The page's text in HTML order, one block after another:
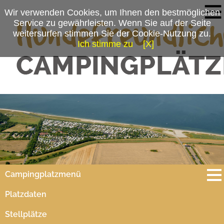
Campingplatzmenü
Platzdaten
Stellplätze
Wir verwenden Cookies, um Ihnen den bestmöglichen
Service zu gewährleisten. Wenn Sie auf der Seite
weitersurfen stimmen Sie der Cookie-Nutzung zu.
Ich stimme zu
[X]